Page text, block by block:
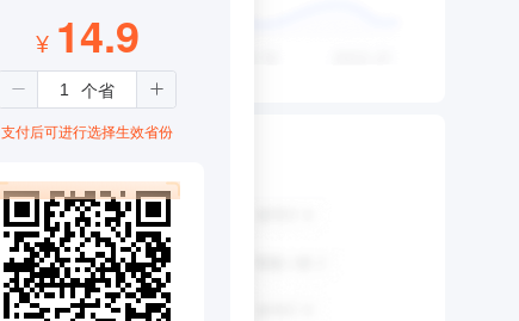
¥ 14.9
支付后可进行选择生效省份